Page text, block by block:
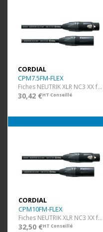
CORDIAL
CPM7.5FM-FLEX
Fiches NEUTRIK XLR NC3 XX f/m - ultra flexible - 7,5 m
30,42 €HT Conseillé
CORDIAL
CPM10FM-FLEX
Fiches NEUTRIK XLR NC3 XX f/m - ultra flexible - 10 m
32,50 €HT Conseillé